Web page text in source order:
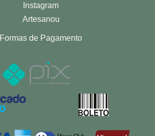
Instagram
Artesanou
Formas de Pagamento